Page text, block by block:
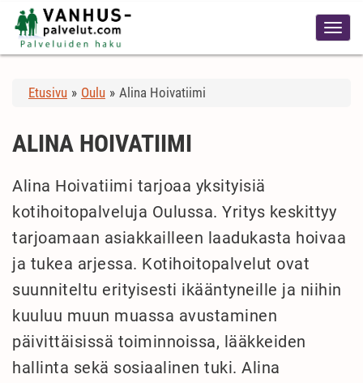
Etusivu » Oulu » Alina Hoivatiimi
ALINA HOIVATIIMI
Alina Hoivatiimi tarjoaa yksityisiä
kotihoitopalveluja Oulussa. Yritys keskittyy
tarjoamaan asiakkailleen laadukasta hoivaa
ja tukea arjessa. Kotihoitopalvelut ovat
suunniteltu erityisesti ikääntyneille ja niihin
kuuluu muun muassa avustaminen
päivittäisissä toiminnoissa, lääkkeiden
hallinta sekä sosiaalinen tuki. Alina